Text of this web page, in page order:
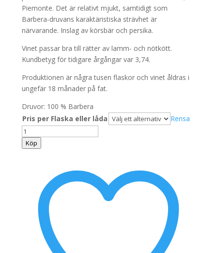
Piemonte. Det är relativt mjukt, samtidigt som
Barbera-druvans karaktäristiska strävhet är
närvarande. Inslag av körsbär och persika.
Vinet passar bra till rätter av lamm- och nötkött.
Kundbetyg för tidigare årgångar var 3,74.
Produktionen är några tusen flaskor och vinet åldras i
ungefär 18 månader på fat.
Druvor: 100 % Barbera
Pris per Flaska eller låda
Rensa
La
Fusina
Castella
mängd
Köp